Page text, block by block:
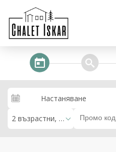
steps_calendar search
Настаняване
2 възрастни, 0 деца